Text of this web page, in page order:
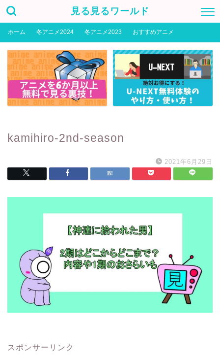
見る見るワールド
ホーム 冬アニメ2024 冬アニメ2023 おすすめアニメ
kamihiro-2nd-season
2021年6月29日
スポンサーリンク